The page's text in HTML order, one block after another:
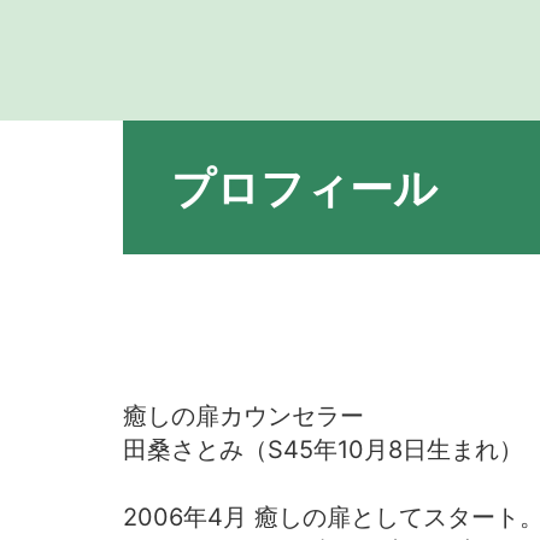
プロフィール
癒しの扉カウンセラー
田桑さとみ（S45年10月8日生まれ）
2006年4月 癒しの扉としてスタート